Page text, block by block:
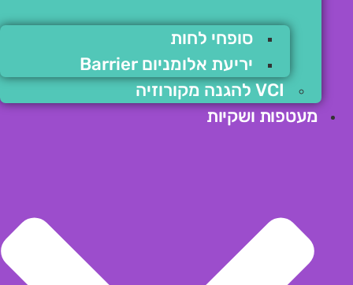
סופחי לחות
יריעת אלומניום Barrier
VCI להגנה מקורוזיה
מעטפות ושקיות